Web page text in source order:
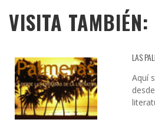
VISITA TAMBIÉN:
LAS
Aquí